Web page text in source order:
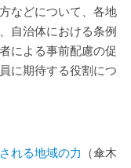
などについて、各地
自治体における条例
による事前配慮の促
に期待する役割につ
れる地域の力 （傘木